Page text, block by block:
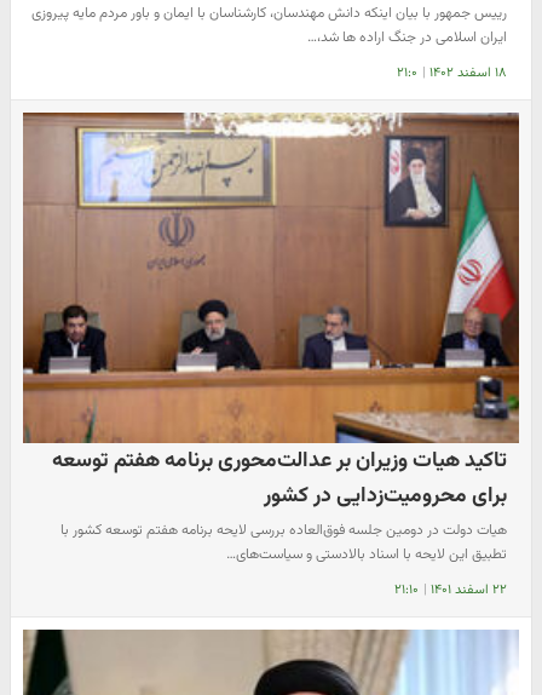
رییس جمهور با بیان اینکه دانش مهندسان، کارشناسان با ایمان و باور مردم مایه پیروزی
ایران اسلامی در جنگ اراده ها شد،…
۱۸ اسفند ۱۴۰۲ | ۲۱:۰
تاکید هیات وزیران بر عدالت‌محوری برنامه هفتم توسعه
برای محرومیت‌زدایی در کشور
هیات دولت در دومین جلسه فوق‌العاده بررسی لایحه برنامه هفتم توسعه کشور با
تطبیق این لایحه با اسناد بالادستی و سیاست‌های…
۲۲ اسفند ۱۴۰۱ | ۲۱:۱۰